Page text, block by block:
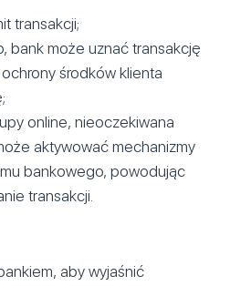
transakcji;
bank może uznać transakcję
środków klienta
online, nieoczekiwana
aktywować mechanizmy
bankowego, powodując
transakcji.
aby wyjaśnić